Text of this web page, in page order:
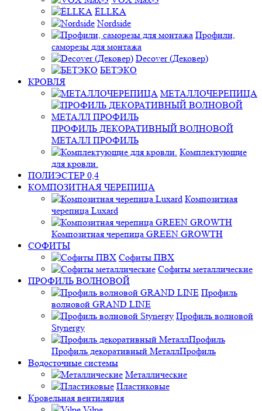
ЁLLKA
Nordside
Профили,
саморезы для монтажа
Decover (Дековер)
БЕТЭКО
КРОВЛЯ
МЕТАЛЛОЧЕРЕПИЦА
ПРОФИЛЬ ДЕКОРАТИВНЫЙ ВОЛНОВОЙ
МЕТАЛЛ ПРОФИЛЬ
Комплектующие
для кровли.
ПОЛИЭСТЕР 0,4
КОМПОЗИТНАЯ ЧЕРЕПИЦА
Композитная
черепица Luxard
Композитная черепица GREEN GROWTH
СОФИТЫ
Софиты ПВХ
Софиты металлические
ПРОФИЛЬ ВОЛНОВОЙ
Профиль
волновой GRAND LINE
Профиль волновой
Stynergy
Профиль декоративный МеталлПрофиль
Водосточные системы
Металлические
Пластиковые
Кровельная вентиляция